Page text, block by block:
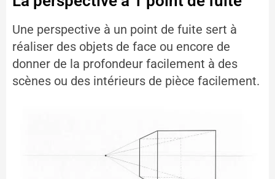
Une perspective à un point de fuite sert à
réaliser des objets de face ou encore de
donner de la profondeur facilement à des
scènes ou des intérieurs de pièce facilement.